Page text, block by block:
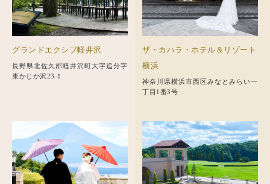
グランドエクシブ軽井沢
長野県北佐久郡軽井沢町大字追分字
東かじか沢23-1
ザ・カハラ・ホテル＆リゾート
横浜
神奈川県横浜市西区みなとみらい一
丁目1番3号